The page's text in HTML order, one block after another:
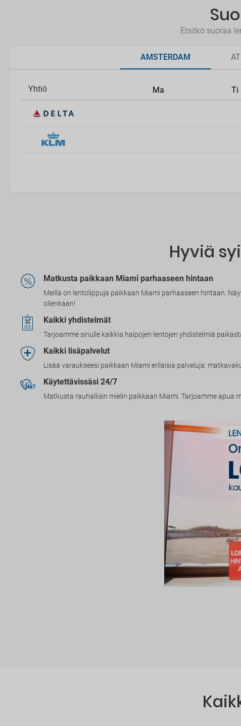
Etsitkö suoraa
AMSTERDAM
Yhtiö Ma Ti
Hyviä
Matkusta paikkaan Miami parhaaseen hintaan
Meillä on lentolippuja paikkaan Miami parhaaseen hintaan.
ollenkaan!
Kaikki yhdistelmät
Tarjoamme sinulle kaikkia halpojen lentojen yhdistelmiä
Kaikki lisäpalvelut
Lisää varaukseesi paikkaan Miami erilaisia palveluja:
Käytettävissäsi 24/7
Matkusta rauhallisin mielin paikkaan Miami. Tarjoamme apua